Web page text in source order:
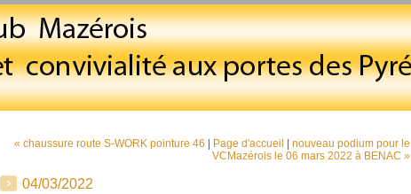
« chaussure route S-WORK pointure 46 Page d'accueil
nouveau podium pour le
VCMazérois le 06 mars 2022 à BENAC »
04/03/2022